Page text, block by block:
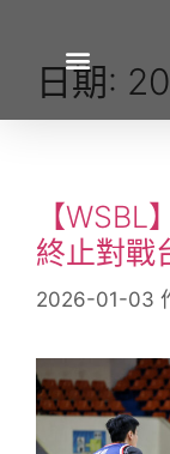
日期:
【
終止對戰
2026-01-03